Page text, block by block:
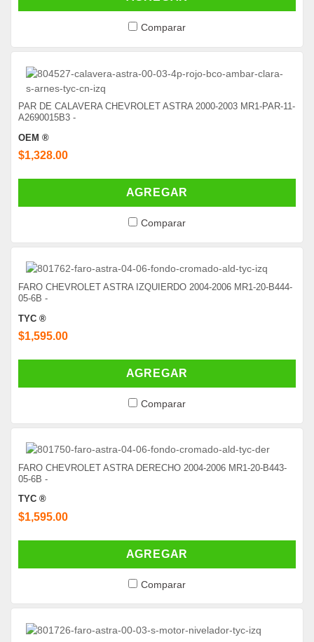
Comparar
PAR DE CALAVERA CHEVROLET ASTRA 2000-2003 MR1-PAR-11-
A2690015B3 -
OEM ®
$1,328.00
AGREGAR
Comparar
FARO CHEVROLET ASTRA IZQUIERDO 2004-2006 MR1-20-B444-
05-6B -
TYC ®
$1,595.00
AGREGAR
Comparar
FARO CHEVROLET ASTRA DERECHO 2004-2006 MR1-20-B443-
05-6B -
TYC ®
$1,595.00
AGREGAR
Comparar